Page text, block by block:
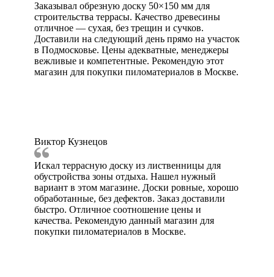
Заказывал обрезную доску 50×150 мм для
строительства террасы. Качество древесины
отличное — сухая, без трещин и сучков.
Доставили на следующий день прямо на участок
в Подмосковье. Цены адекватные, менеджеры
вежливые и компетентные. Рекомендую этот
магазин для покупки пиломатериалов в Москве.
Виктор Кузнецов
Искал террасную доску из лиственницы для
обустройства зоны отдыха. Нашел нужный
вариант в этом магазине. Доски ровные, хорошо
обработанные, без дефектов. Заказ доставили
быстро. Отличное соотношение цены и
качества. Рекомендую данный магазин для
покупки пиломатериалов в Москве.